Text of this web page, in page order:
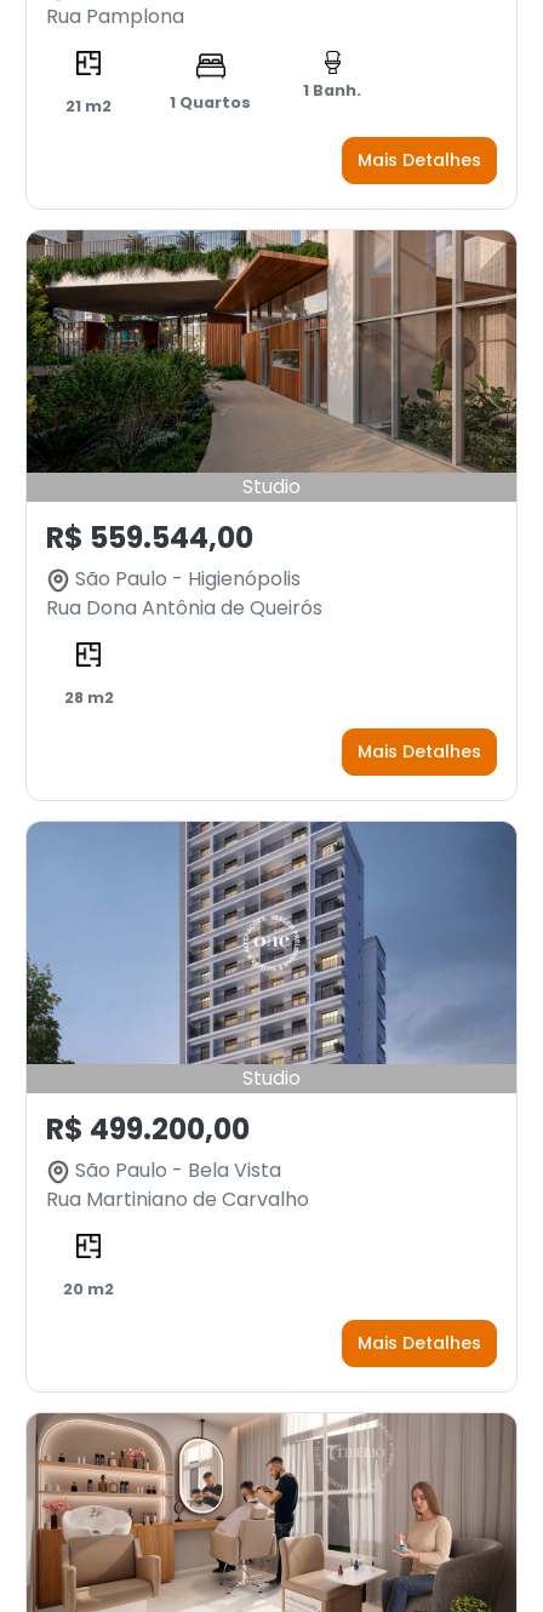
Rua Pamplona
21 m2 1 Quartos
1 Banh.
Mais Detalhes
Studio
R$ 559.544,00
São Paulo - Higienópolis
Rua Dona Antônia de Queirós
28 m2
Mais Detalhes
Studio
R$ 499.200,00
São Paulo - Bela Vista
Rua Martiniano de Carvalho
20 m2
Mais Detalhes